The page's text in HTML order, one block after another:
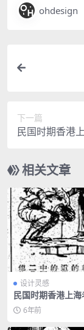
ohdesign
下一篇
民国时期香港
相关文章
设计灵感
民国时期香港上
6年前